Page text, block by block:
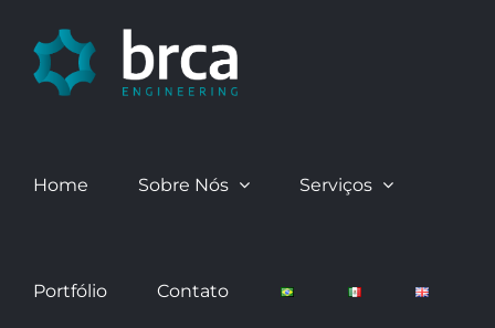
content
Home Sobre Nós Serviços
Portfólio Contato